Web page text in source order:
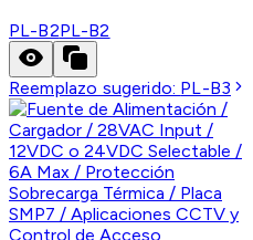
PL-B2PL-B2
Reemplazo sugerido: PL-B3